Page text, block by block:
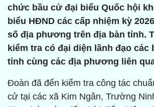
chức bầu cử đại biểu Quốc hội
biểu HĐND các cấp nhiệm kỳ
số địa phương trên địa bàn tỉnh.
kiểm tra có đại diện lãnh đạo các
tỉnh cùng các địa phương liên
Đoàn đã đến kiểm tra công tác
cử tại các xã Kim Ngân, Trường